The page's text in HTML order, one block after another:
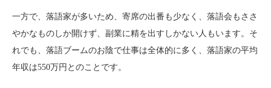
一方で、落語家が多いため、寄席の出番も少なく、落語会もささ
やかなものしか開けず、副業に精を出すしかない人もいます。そ
れでも、落語ブームのお陰で仕事は全体的に多く、落語家の平均
年収は550万円とのことです。